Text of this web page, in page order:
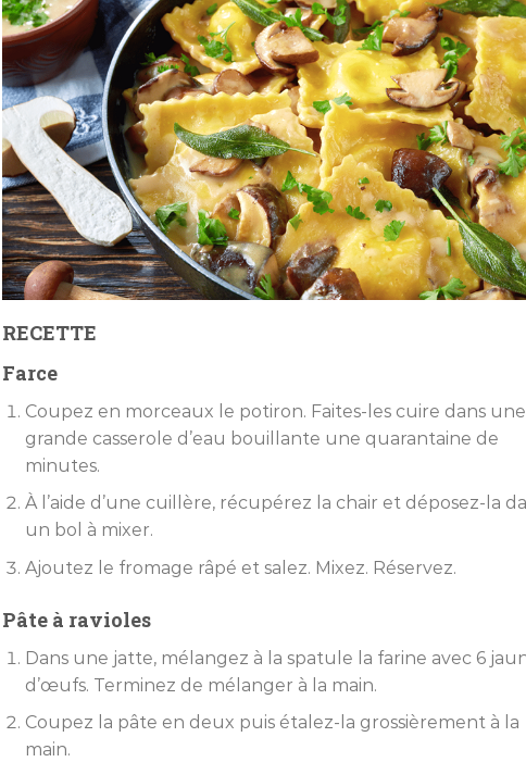
RECETTE
Farce
Coupez en morceaux le potiron. Faites-les cuire dans une
grande casserole d’eau bouillante une quarantaine de
minutes.
À l’aide d’une cuillère, récupérez la chair et déposez-la
un bol à mixer.
Ajoutez le fromage râpé et salez. Mixez. Réservez.
Pâte à ravioles
Dans une jatte, mélangez à la spatule la farine avec 6
d’œufs. Terminez de mélanger à la main.
Coupez la pâte en deux puis étalez-la grossièrement à la
main.